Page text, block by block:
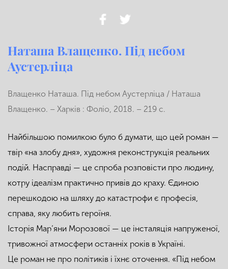
Наташа Влащенко. Під небом
Аустерліца
Влащенко Наташа. Під небом Аустерліца / Наташа
Влащенко. – Харків : Фоліо, 2018. – 219 с.
Найбільшою помилкою було б думати, що цей роман —
твір «на злобу дня», художня реконструкція реальних
подій. Насправді — це спроба розповісти про людину,
котру ідеалізм практично привів до краху. Єдиною
перешкодою на шляху до катастрофи є професія,
справа, яку любить героїня.
Історія Мар’яни Морозової — це інсталяція напруженої,
тривожної атмосфери останніх років в Україні.
Це роман не про політиків і їхнє оточення. «Під небом